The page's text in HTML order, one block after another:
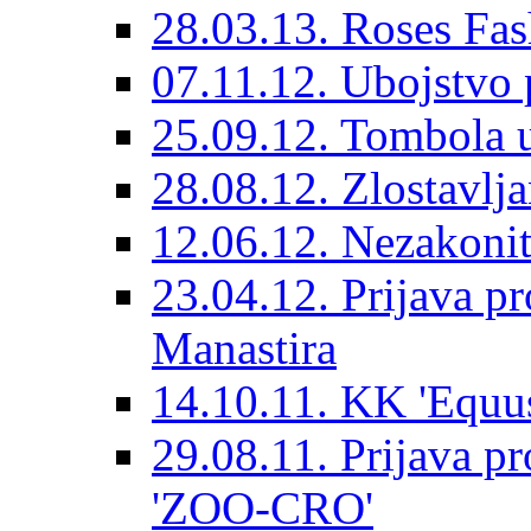
28.03.13. Roses
07.11.12. Ubojstvo
25.09.12. Tombola
28.08.12.
12.06.12.
23.04.12. Prijava
Manastira
14.10.11. KK
29.08.11. Prijava
'ZOO-CRO'